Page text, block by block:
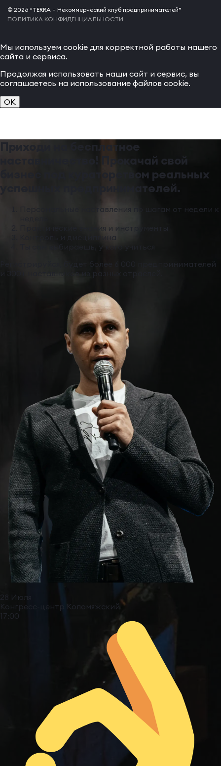
© 2026 “TERRA – Некоммерческий клуб предпринимателей”
ПОЛИТИКА КОНФИДЕНЦИАЛЬНОСТИ
Мы используем cookie для корректной работы нашего
сайта и сервиса.
Продолжая использовать наши сайт и сервис, вы
соглашаетесь на использование файлов cookie.
OK
Приходи на бесплатное
наставничество! Прокачай свой
бизнес под кураторством реальных
успешных предпринимателей.
Персональные наставления по шагам от недели к
Практические знания и инструменты
Контроль и дисциплина
Ты сам выбираешь, у кого учиться
Регистрируйся, будет более 6 000 предпринимателей
и 300+ наставников из разных отраслей.
28 Июля
Конгресс-центр Коломяжский
17:00